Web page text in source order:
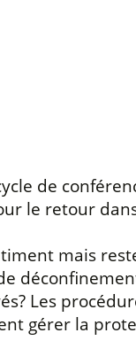
de
le retour
mais
Les
gérer la